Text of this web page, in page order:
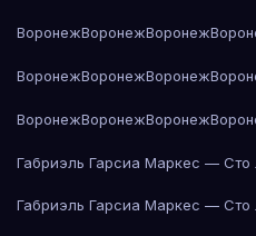
ВоронежВоронежВоронеж
ВоронежВоронежВоронеж
ВоронежВоронежВоронеж
Габриэль Гарсиа Маркес — Сто
Габриэль Гарсиа Маркес — Сто